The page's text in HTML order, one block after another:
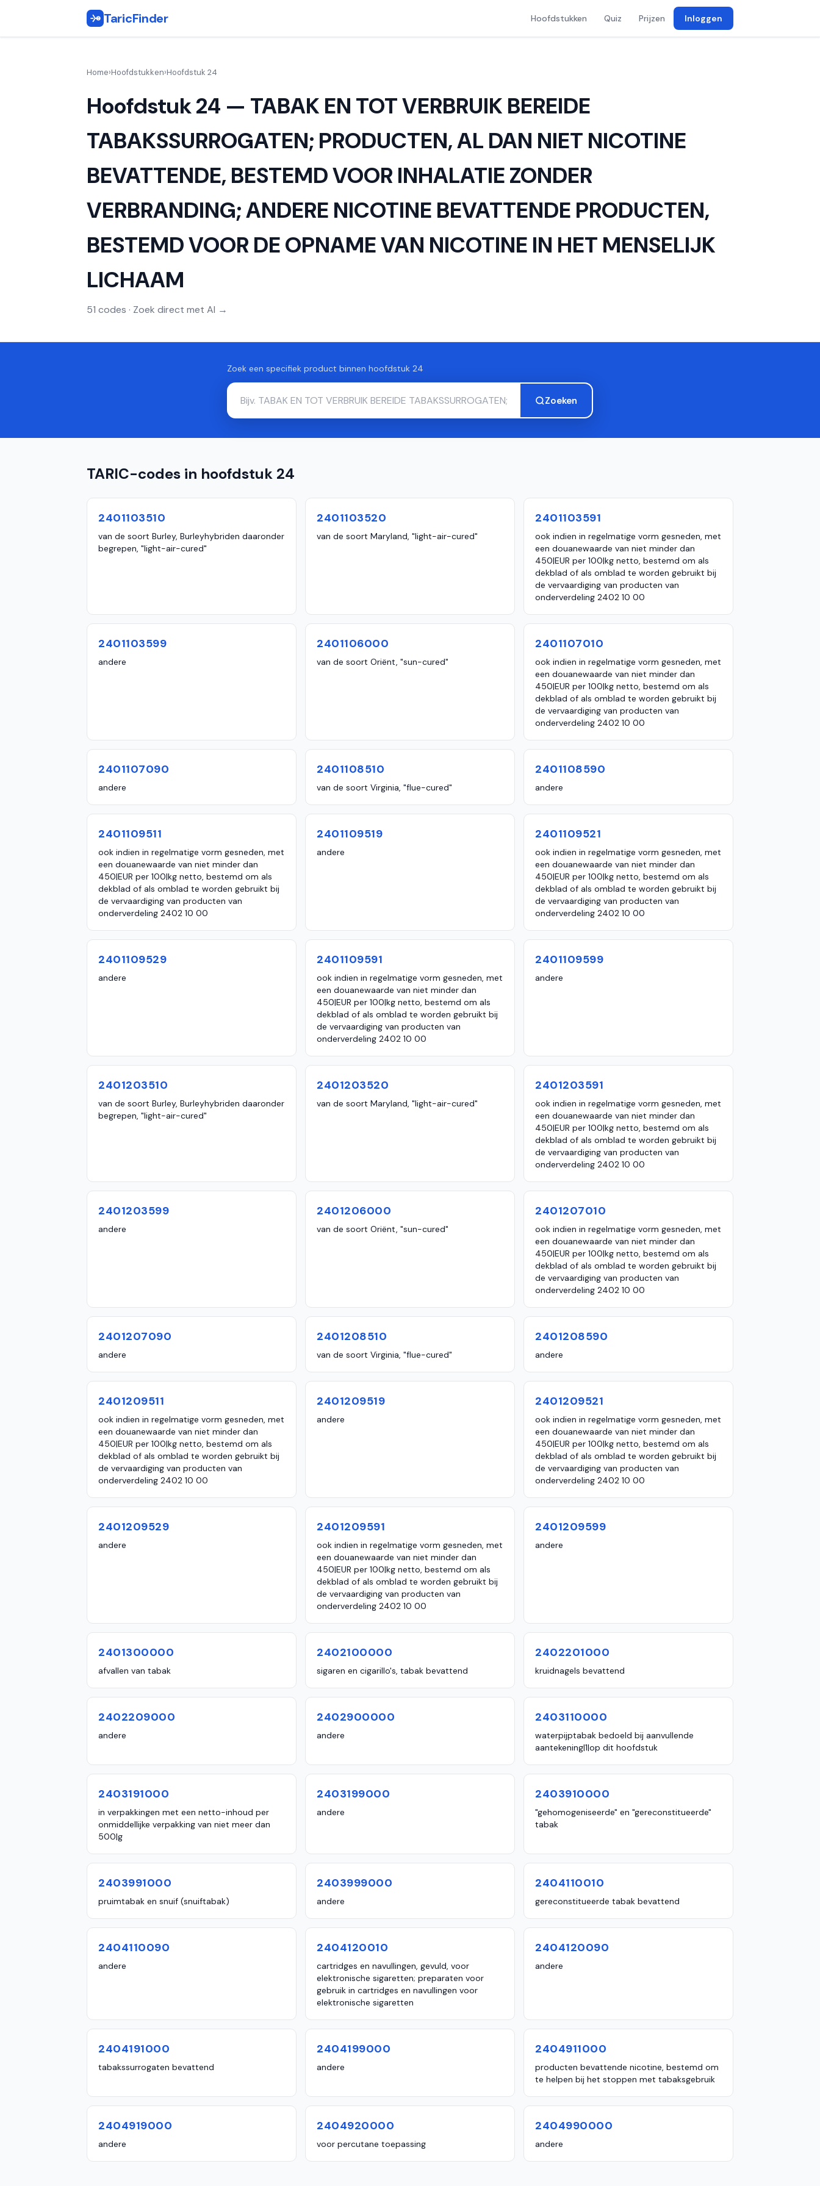
TaricFinder Hoofdstukken Quiz Prijzen Inloggen
Home›Hoofdstukken›Hoofdstuk 24
Hoofdstuk 24 — TABAK EN TOT VERBRUIK BEREIDE
TABAKSSURROGATEN; PRODUCTEN, AL DAN NIET NICOTINE
BEVATTENDE, BESTEMD VOOR INHALATIE ZONDER
VERBRANDING; ANDERE NICOTINE BEVATTENDE PRODUCTEN,
BESTEMD VOOR DE OPNAME VAN NICOTINE IN HET MENSELIJK
LICHAAM
51 codes · Zoek direct met AI →
Zoek een specifiek product binnen hoofdstuk 24
Zoeken
TARIC-codes in hoofdstuk 24
2401103510
van de soort Burley, Burleyhybriden daaronder
begrepen, "light-air-cured"
2401103520
van de soort Maryland, "light-air-cured"
2401103591
ook indien in regelmatige vorm gesneden, met
een douanewaarde van niet minder dan
450|EUR per 100|kg netto, bestemd om als
dekblad of als omblad te worden gebruikt bij
de vervaardiging van producten van
onderverdeling 2402 10 00
2401103599
andere
2401106000
van de soort Oriënt, "sun-cured"
2401107010
ook indien in regelmatige vorm gesneden, met
een douanewaarde van niet minder dan
450|EUR per 100|kg netto, bestemd om als
dekblad of als omblad te worden gebruikt bij
de vervaardiging van producten van
onderverdeling 2402 10 00
2401107090
andere
2401108510
van de soort Virginia, "flue-cured"
2401108590
andere
2401109511
ook indien in regelmatige vorm gesneden, met
een douanewaarde van niet minder dan
450|EUR per 100|kg netto, bestemd om als
dekblad of als omblad te worden gebruikt bij
de vervaardiging van producten van
onderverdeling 2402 10 00
2401109519
andere
2401109521
ook indien in regelmatige vorm gesneden, met
een douanewaarde van niet minder dan
450|EUR per 100|kg netto, bestemd om als
dekblad of als omblad te worden gebruikt bij
de vervaardiging van producten van
onderverdeling 2402 10 00
2401109529
andere
2401109591
ook indien in regelmatige vorm gesneden, met
een douanewaarde van niet minder dan
450|EUR per 100|kg netto, bestemd om als
dekblad of als omblad te worden gebruikt bij
de vervaardiging van producten van
onderverdeling 2402 10 00
2401109599
andere
2401203510
van de soort Burley, Burleyhybriden daaronder
begrepen, "light-air-cured"
2401203520
van de soort Maryland, "light-air-cured"
2401203591
ook indien in regelmatige vorm gesneden, met
een douanewaarde van niet minder dan
450|EUR per 100|kg netto, bestemd om als
dekblad of als omblad te worden gebruikt bij
de vervaardiging van producten van
onderverdeling 2402 10 00
2401203599
andere
2401206000
van de soort Oriënt, "sun-cured"
2401207010
ook indien in regelmatige vorm gesneden, met
een douanewaarde van niet minder dan
450|EUR per 100|kg netto, bestemd om als
dekblad of als omblad te worden gebruikt bij
de vervaardiging van producten van
onderverdeling 2402 10 00
2401207090
andere
2401208510
van de soort Virginia, "flue-cured"
2401208590
andere
2401209511
ook indien in regelmatige vorm gesneden, met
een douanewaarde van niet minder dan
450|EUR per 100|kg netto, bestemd om als
dekblad of als omblad te worden gebruikt bij
de vervaardiging van producten van
onderverdeling 2402 10 00
2401209519
andere
2401209521
ook indien in regelmatige vorm gesneden, met
een douanewaarde van niet minder dan
450|EUR per 100|kg netto, bestemd om als
dekblad of als omblad te worden gebruikt bij
de vervaardiging van producten van
onderverdeling 2402 10 00
2401209529
andere
2401209591
ook indien in regelmatige vorm gesneden, met
een douanewaarde van niet minder dan
450|EUR per 100|kg netto, bestemd om als
dekblad of als omblad te worden gebruikt bij
de vervaardiging van producten van
onderverdeling 2402 10 00
2401209599
andere
2401300000
afvallen van tabak
2402100000
sigaren en cigarillo's, tabak bevattend
2402201000
kruidnagels bevattend
2402209000
andere
2402900000
andere
2403110000
waterpijptabak bedoeld bij aanvullende
aantekening|1|op dit hoofdstuk
2403191000
in verpakkingen met een netto-inhoud per
onmiddellijke verpakking van niet meer dan
500|g
2403199000
andere
2403910000
"gehomogeniseerde" en "gereconstitueerde"
tabak
2403991000
pruimtabak en snuif (snuiftabak)
2403999000
andere
2404110010
gereconstitueerde tabak bevattend
2404110090
andere
2404120010
cartridges en navullingen, gevuld, voor
elektronische sigaretten; preparaten voor
gebruik in cartridges en navullingen voor
elektronische sigaretten
2404120090
andere
2404191000
tabakssurrogaten bevattend
2404199000
andere
2404911000
producten bevattende nicotine, bestemd om
te helpen bij het stoppen met tabaksgebruik
2404919000
andere
2404920000
voor percutane toepassing
2404990000
andere